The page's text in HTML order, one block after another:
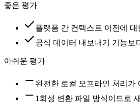
좋은 평가
플랫폼 간 컨텍스트 이전에
공식 데이터 내보내기 기능보
아쉬운 평가
완전한 로컬 오프라인 처리가
1회성 변환 파일 방식이므로